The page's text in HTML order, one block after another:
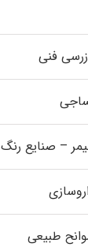
فنی
– صنایع رنگ
طبیعی